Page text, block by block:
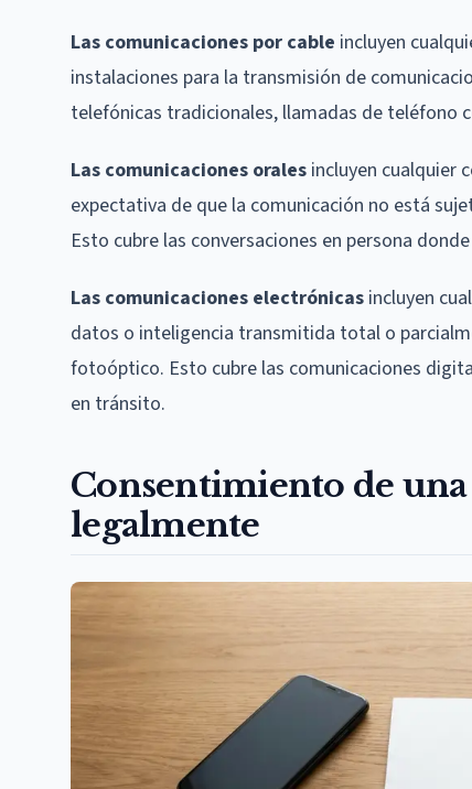
Las comunicaciones por cable incluyen
instalaciones para la transmisión de
telefónicas tradicionales, llamadas de teléfono
Las comunicaciones orales incluyen cualquier
expectativa de que la comunicación no está
Esto cubre las conversaciones en persona
Las comunicaciones electrónicas incluyen
datos o inteligencia transmitida total o
fotoóptico. Esto cubre las comunicaciones
en tránsito.
Consentimiento de
legalmente